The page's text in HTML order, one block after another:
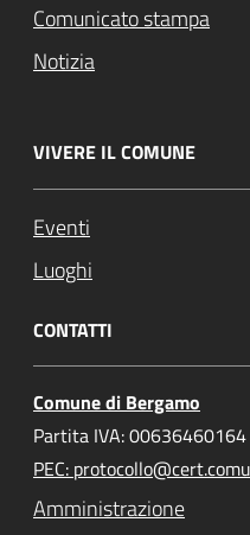
Comunicato stampa
Notizia
VIVERE IL COMUNE
Eventi
Luoghi
CONTATTI
Comune di Bergamo
Partita IVA: 00636460164
PEC:
Amministrazione